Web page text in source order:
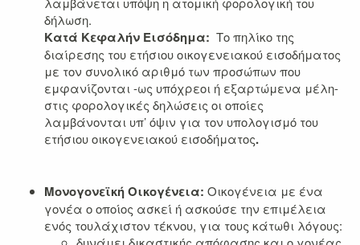
δήλωση.
Κατά Κεφαλήν Εισόδημα: Το πηλίκο της
διαίρεσης του ετήσιου οικογενειακού εισοδήματος
με τον συνολικό αριθμό των προσώπων που
εμφανίζονται -ως υπόχρεοι ή εξαρτώμενα μέλη-
στις φορολογικές δηλώσεις οι οποίες
λαμβάνονται υπ’ όψιν για τον υπολογισμό του
ετήσιου οικογενειακού εισοδήματος.
Μονογονεϊκή Οικογένεια: Οικογένεια με ένα
γονέα ο οποίος ασκεί ή ασκούσε την επιμέλεια
ενός τουλάχιστον τέκνου, για τους κάτωθι λόγους: